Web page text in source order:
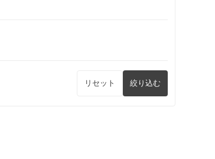
リセット 絞り込む